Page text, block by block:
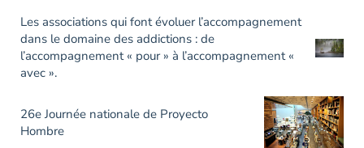
Les associations qui font évoluer l’accompagnement
dans le domaine des addictions : de
l’accompagnement « pour » à l’accompagnement «
avec ».
26e Journée nationale de Proyecto
Hombre